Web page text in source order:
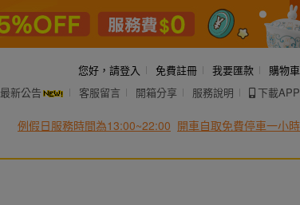
您好， 請登入 免費註冊 我要匯款
購物車
最新公告 客服留言 開箱分享 服務說明 下載APP
例假日服務時間為13:00~22:00 開車自取免費停車一小時